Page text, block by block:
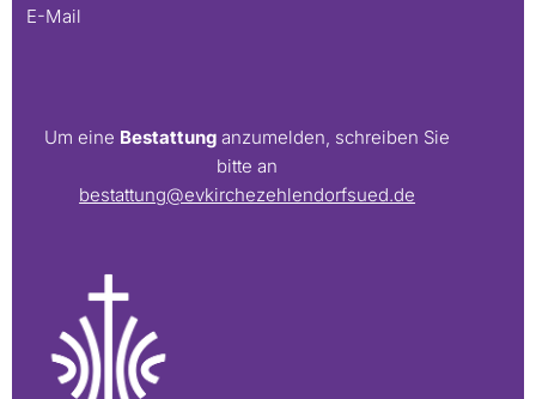
E-Mail
Um eine Bestattung anzumelden, schreiben Sie
bitte an
bestattung@evkirchezehlendorfsued.de